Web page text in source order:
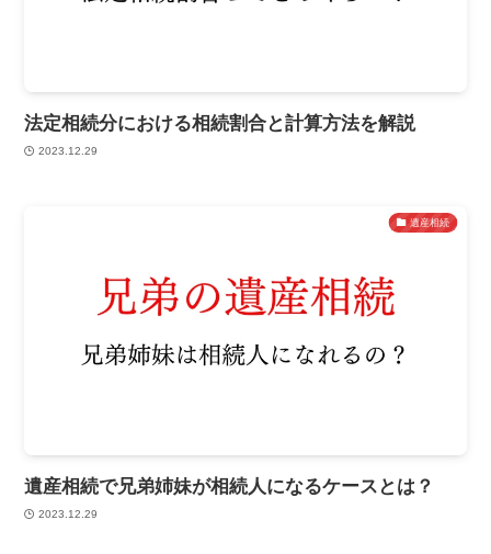
法定相続分における相続割合と計算方法を解説
2023.12.29
遺産相続
遺産相続で兄弟姉妹が相続人になるケースとは？
2023.12.29